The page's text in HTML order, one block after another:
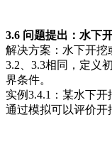
3.6 问题提出：水下
解决方案：水下开挖
3.2、3.3相同，定义
界条件。
实例3.4.1：某水下开
通过模拟可以评价开